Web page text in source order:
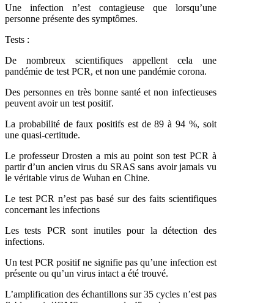
Une infection n’est contagieuse que lorsqu’une
personne présente des symptômes.
Tests :
De nombreux scientifiques appellent cela une
pandémie de test PCR, et non une pandémie corona.
Des personnes en très bonne santé et non infectieuses
peuvent avoir un test positif.
La probabilité de faux positifs est de 89 à 94 %, soit
une quasi-certitude.
Le professeur Drosten a mis au point son test PCR à
partir d’un ancien virus du SRAS sans avoir jamais vu
le véritable virus de Wuhan en Chine.
Le test PCR n’est pas basé sur des faits scientifiques
concernant les infections
Les tests PCR sont inutiles pour la détection des
infections.
Un test PCR positif ne signifie pas qu’une infection est
présente ou qu’un virus intact a été trouvé.
L’amplification des échantillons sur 35 cycles n’est pas